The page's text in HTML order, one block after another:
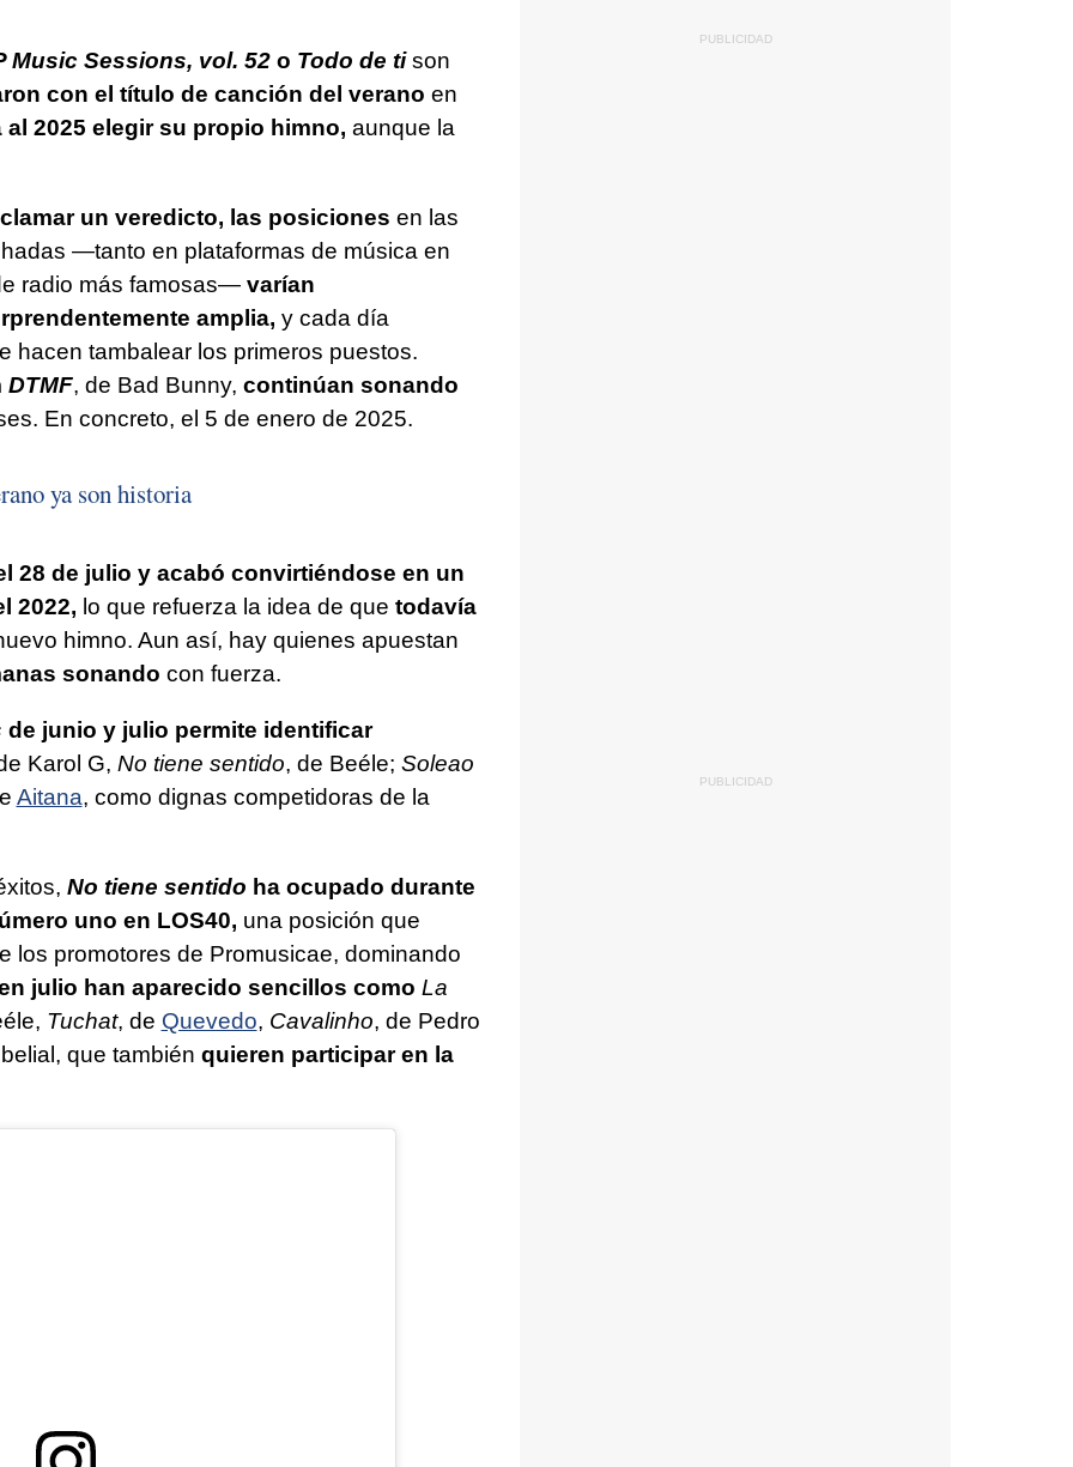
Music Sessions, vol. 52 o Todo de tison
con el título de canción del verano en
al 2025 elegir su propio himno, aunque la
un veredicto, las posiciones en las
—tanto en plataformas de música en
radio más famosas— varían
amplia, y cada día
hacen tambalear los primeros puestos.
DTMF, de Bad Bunny, continúan sonando
En concreto, el 5 de enero de 2025.
ya son historia
28 de julio y acabó convirtiéndose en un
2022, lo que refuerza la idea de que todavía
himno. Aun así, hay quienes apuestan
sonando con fuerza.
de junio y julio permite identificar
Karol G, No tiene sentido, de Beéle; Soleao
Aitana, como dignas competidoras de la
No tiene sentido ha ocupado durante
uno en LOS40, una posición que
los promotores de Promusicae, dominando
julio han aparecido sencillos como La
Tuchat, de Quevedo, Cavalinho, de Pedro
que también quieren participar en la